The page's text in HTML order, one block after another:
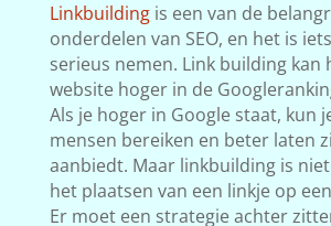
Linkbuildingis een van de
onderdelen van SEO, en het is
serieus nemen. Link building kan
website hoger in de
Als je hoger in Google staat, kun
mensen bereiken en beter laten
aanbiedt. Maar linkbuilding is
het plaatsen van een linkje op
Er moet een strategie achter